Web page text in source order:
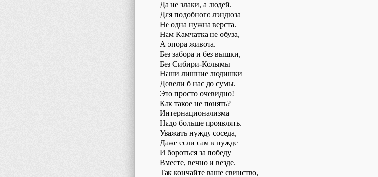
Да не злаки, а людей.
Для подобного лэндюза
Не одна нужна верста.
Нам Камчатка не обуза,
А опора живота.
Без забора и без вышки,
Без Сибири-Колымы
Наши лишние людишки
Довели б нас до сумы.
Это просто очевидно!
Как такое не понять?
Интернационализма
Надо больше проявлять.
Уважать нужду соседа,
Даже если сам в нужде
И бороться за победу
Вместе, вечно и везде.
Так кончайте ваше свинство,